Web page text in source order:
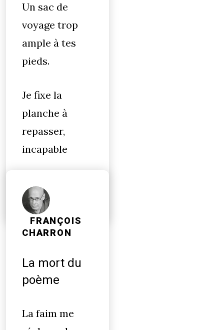
Un sac de
voyage trop
ample à tes
pieds.
Je fixe la
planche à
repasser,
incapable
FRANÇOIS
CHARRON
La mort du
poème
La faim me